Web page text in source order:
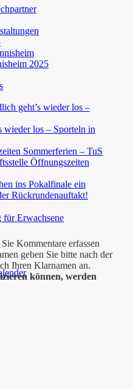
2025
für Erwachsene
geht’s wieder los –
wieder los – Sporteln in
Sommerferien – TuS
Öffnungszeiten
ins Pokalfinale ein
Rückrundenauftakt!
Kommentare erfassen
geben Sie bitte nach der
Ihren Klarnamen an.
können, werden